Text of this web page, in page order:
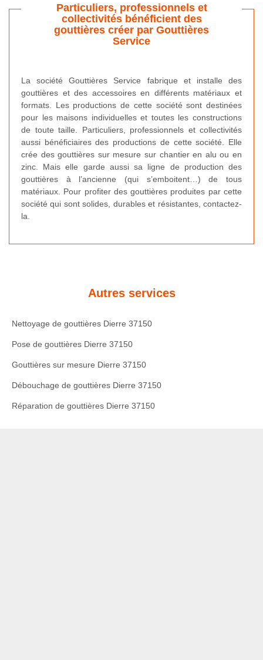
Particuliers, professionnels et
collectivités bénéficient des
gouttières créer par Gouttières
Service
La société Gouttières Service fabrique et installe des
gouttières et des accessoires en différents matériaux et
formats. Les productions de cette société sont destinées
pour les maisons individuelles et toutes les constructions
de toute taille. Particuliers, professionnels et collectivités
aussi bénéficiaires des productions de cette société. Elle
crée des gouttières sur mesure sur chantier en alu ou en
zinc. Mais elle garde aussi sa ligne de production des
gouttières à l’ancienne (qui s’emboitent…) de tous
matériaux. Pour profiter des gouttières produites par cette
société qui sont solides, durables et résistantes, contactez-
la.
Autres services
Nettoyage de gouttières Dierre 37150
Pose de gouttières Dierre 37150
Gouttières sur mesure Dierre 37150
Débouchage de gouttières Dierre 37150
Réparation de gouttières Dierre 37150